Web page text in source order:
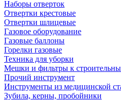
Наборы отверток
Отвертки крестовые
Отвертки шлицевые
Газовое оборудование
Газовые баллоны
Горелки газовые
Техника для уборки
Мешки и фильтры к
Прочий инструмент
Инструменты из медицинской
Зубила, керны, пробойники